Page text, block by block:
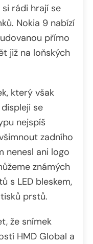
rádi hrají se
Nokia 9 nabízí
přímo
již na loňských
který však
se
nejspíš
zadního
nenesl ani logo
známých
s LED bleskem,
prstů.
že snímek
HMD Global a